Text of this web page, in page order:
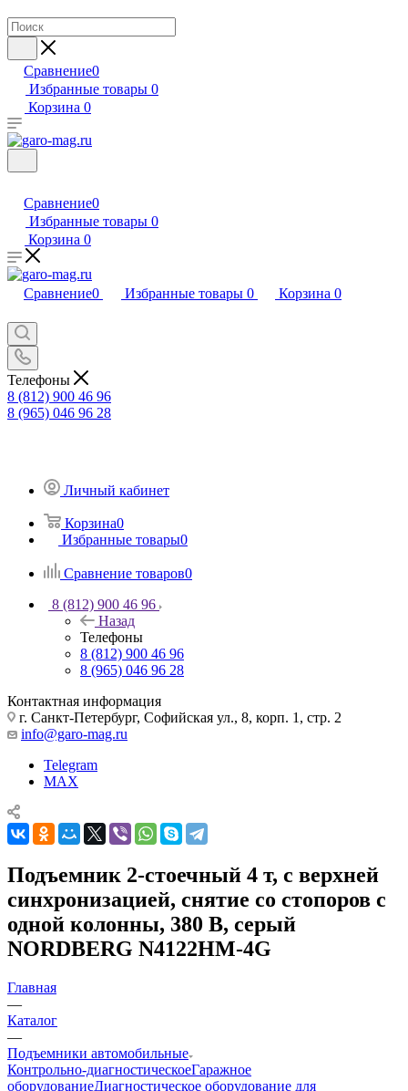
Сравнение0
Избранные товары 0
Корзина 0
Сравнение0
Избранные товары 0
Корзина 0
Сравнение0 Избранные товары 0 Корзина 0
Телефоны
8 (812) 900 46 96
8 (965) 046 96 28
Личный кабинет
Корзина0
Избранные товары0
Сравнение товаров0
8 (812) 900 46 96
Назад
Телефоны
8 (812) 900 46 96
8 (965) 046 96 28
Контактная информация
г. Санкт-Петербург, Софийская ул., 8, корп. 1, стр. 2
info@garo-mag.ru
Telegram
MAX
Подъемник 2-стоечный 4 т, с верхней
синхронизацией, снятие со стопоров с
одной колонны, 380 В, серый
NORDBERG N4122HM-4G
Главная
—
Каталог
—
Подъемники автомобильные
Контрольно-диагностическоеГаражное
оборудованиеДиагностическое оборудование для